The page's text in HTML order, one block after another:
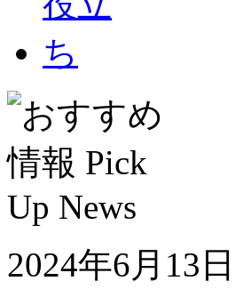
2024年6月13日